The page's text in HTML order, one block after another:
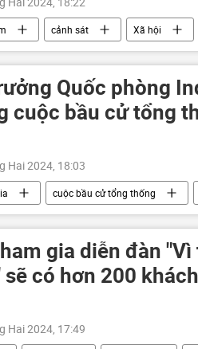
cảnh sát Xã hội
Quốc phòng
cuộc bầu cử tổng
Hai 2024, 18:03
cuộc bầu cử tổng thống
gia diễn đàn
có hơn 200
Hai 2024, 17:49